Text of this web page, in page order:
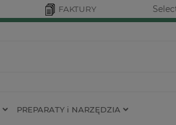
FAKTURY
PREPARATY i NARZĘDZIA